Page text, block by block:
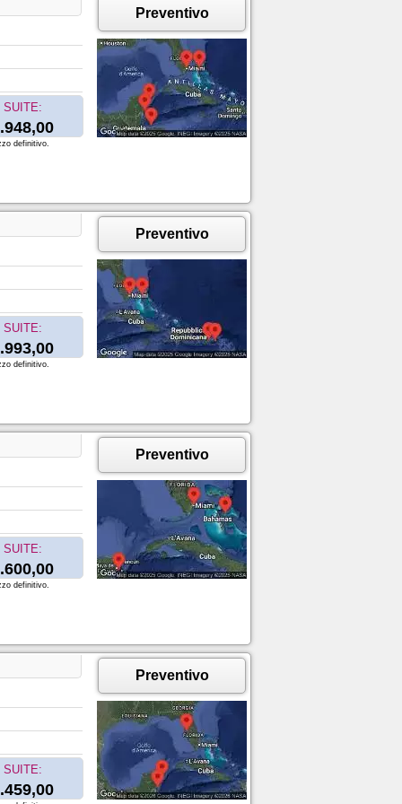
SUITE:
Preventivo
definitivo.
SUITE:
Preventivo
definitivo.
SUITE:
Preventivo
definitivo.
SUITE:
Preventivo